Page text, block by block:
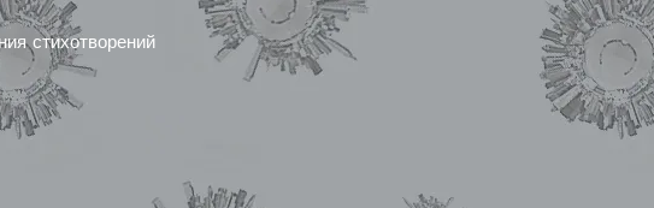
стихотворений